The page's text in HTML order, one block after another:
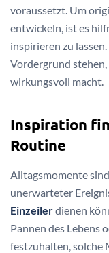
voraussetzt. Um
entwickeln, ist es
inspirieren zu
Vordergrund stehen,
wirkungsvoll macht.
Inspiration
Routine
Alltagsmomente
unerwarteter
Einzeilerdienen
Pannen des Lebens
festzuhalten, solche